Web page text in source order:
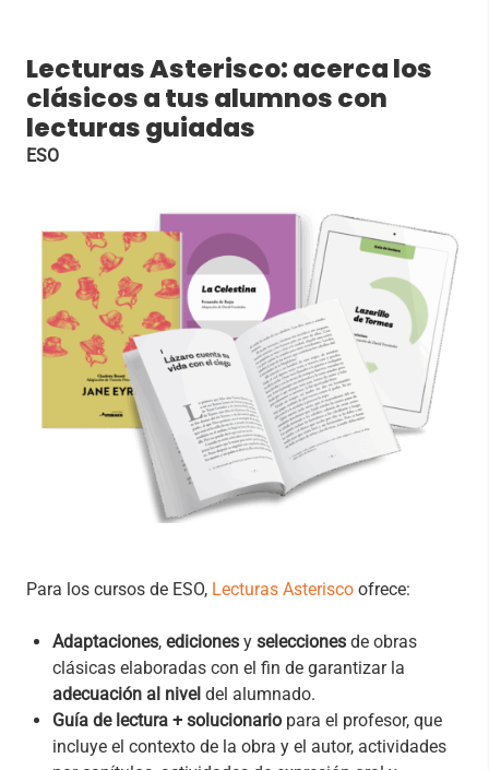
Lecturas Asterisco: acerca los
clásicos a tus alumnos con
lecturas guiadas
ESO
Para los cursos de ESO, Lecturas Asterisco ofrece:
Adaptaciones, ediciones y selecciones de obras
clásicas elaboradas con el fin de garantizar la
adecuación al nivel del alumnado.
Guía de lectura + solucionario para el profesor, que
incluye el contexto de la obra y el autor, actividades